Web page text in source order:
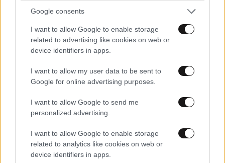
Google consents
I want to allow Google to enable storage
related to advertising like cookies on web or
device identifiers in apps.
I want to allow my user data to be sent to
Google for online advertising purposes.
I want to allow Google to send me
personalized advertising.
I want to allow Google to enable storage
related to analytics like cookies on web or
device identifiers in apps.